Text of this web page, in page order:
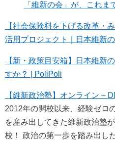
「維新の会」が、これま
【社会保険料を下げる改革・
活用プロジェクト｜日本維新
【新・政策目安箱】日本維新
すか？ | PoliPoli
【維新政治塾】オンライン –
2012年の開校以来、経験ゼロ
を産み出してきた維新政治塾
校！ 政治の第一歩を踏み出し